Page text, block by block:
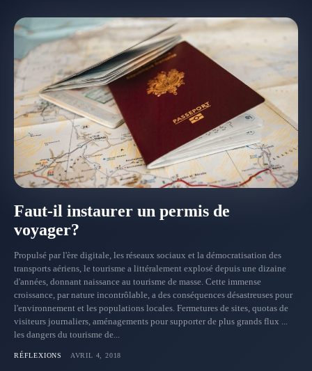
Faut-il instaurer un permis de
voyager?
Propulsé par l'ère digitale, les réseaux sociaux et la démocratisation des
transports aériens, le tourisme a littéralement explosé depuis une dizaine
d'années, donnant naissance au tourisme de masse. Cette immense
croissance, par nature incontrôlable, a des conséquences désastreuses pour
l'environnement et les populations locales. Fermetures de sites, quotas de
visiteurs journaliers, aménagements pour supporter de plus grands flux ...
les dangers du tourisme de...
RÉFLEXIONS AVRIL 4, 2018